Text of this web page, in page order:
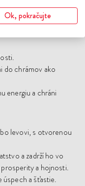
konvičky ako
do chrámov ako
energiu a chráni
levovi, s otvorenou
a zadrží ho vo
a hojnosti.
úspech a šťastie.
Ok, pokračujte